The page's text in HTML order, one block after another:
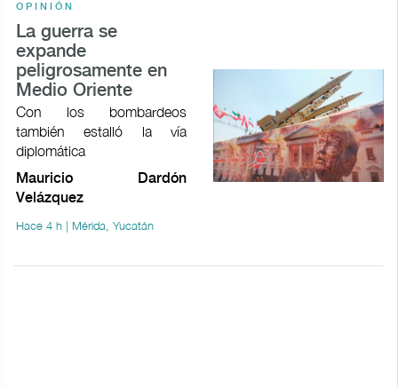
OPINIÓN
La guerra se
expande
peligrosamente en
Medio Oriente
Con los bombardeos
también estalló la vía
diplomática
Mauricio Dardón
Velázquez
Hace 4 h | Mérida, Yucatán